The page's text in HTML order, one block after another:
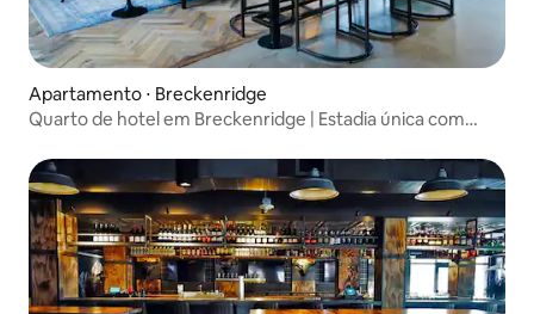
Apartamento ⋅ Breckenridge
Quarto de hotel em Breckenridge | Estadia única com